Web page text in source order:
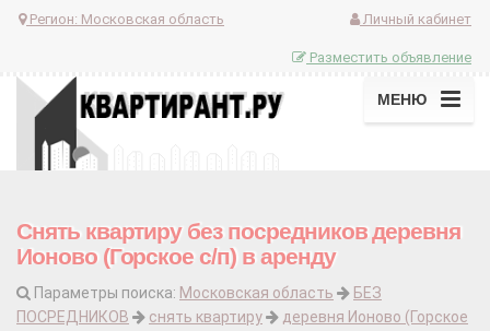
Регион: Московская область Личный кабинет
Разместить объявление
МЕНЮ
Снять квартиру без посредников деревня
Ионово (Горское с/п) в аренду
Параметры поиска: Московская область
БЕЗ
ПОСРЕДНИКОВ
снять квартиру
деревня Ионово (Горское